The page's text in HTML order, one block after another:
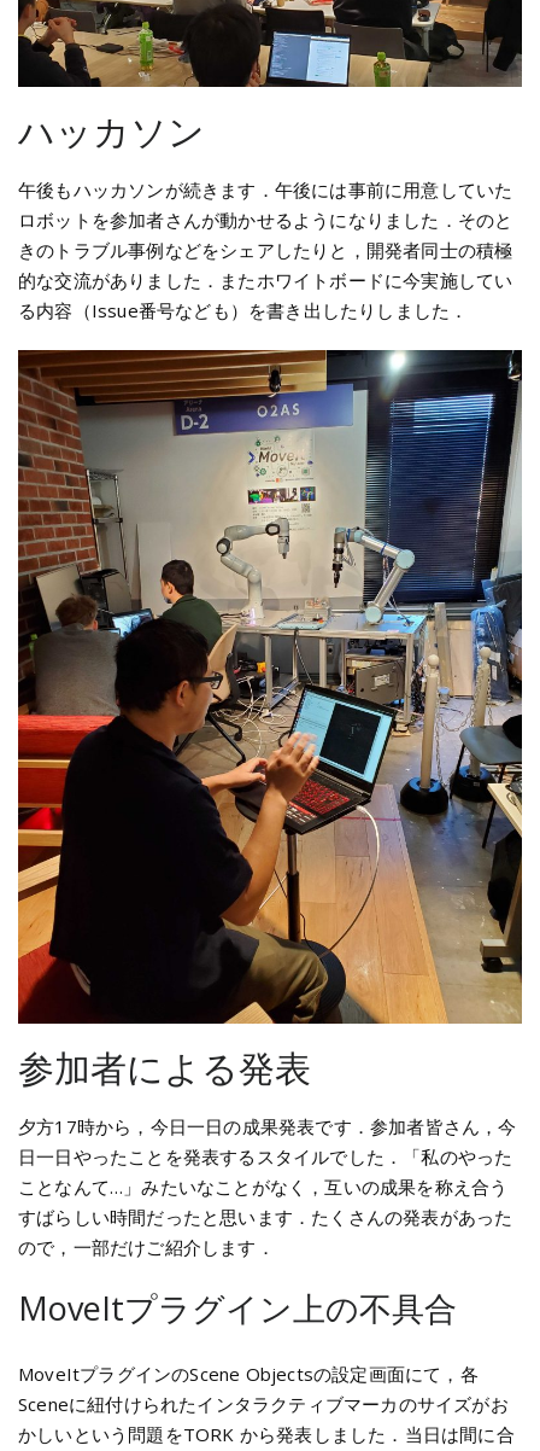
ハッカソン
午後もハッカソンが続きます．午後には事前に用意していた
ロボットを参加者さんが動かせるようになりました．そのと
きのトラブル事例などをシェアしたりと，開発者同士の積極
的な交流がありました．またホワイトボードに今実施してい
る内容（Issue番号なども）を書き出したりしました．
参加者による発表
夕方17時から，今日一日の成果発表です．参加者皆さん，今
日一日やったことを発表するスタイルでした．「私のやった
ことなんて…」みたいなことがなく，互いの成果を称え合う
すばらしい時間だったと思います．たくさんの発表があった
ので，一部だけご紹介します．
MoveItプラグイン上の不具合
MoveItプラグインのScene Objectsの設定画面にて，各
Sceneに紐付けられたインタラクティブマーカのサイズがお
かしいという問題をTORK から発表しました．当日は間に合